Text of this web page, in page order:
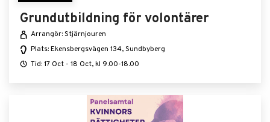
Grundutbildning för volontärer
Arrangör: Stjärnjouren
Plats: Ekensbergsvägen 134, Sundbyberg
Tid: 17 Oct - 18 Oct, kl 9.00-18.00